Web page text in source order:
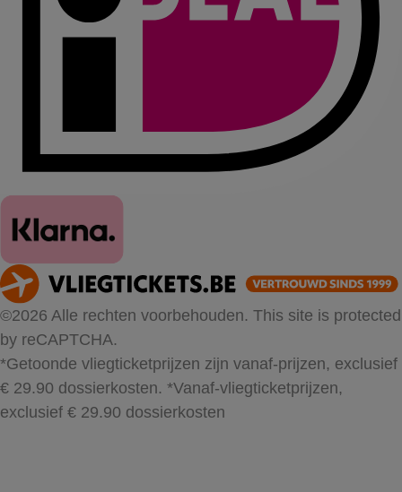
©2026 Alle rechten voorbehouden. This site is protected
by reCAPTCHA.
*Getoonde vliegticketprijzen zijn vanaf-prijzen, exclusief
€ 29.90 dossierkosten. *Vanaf-vliegticketprijzen,
exclusief € 29.90 dossierkosten